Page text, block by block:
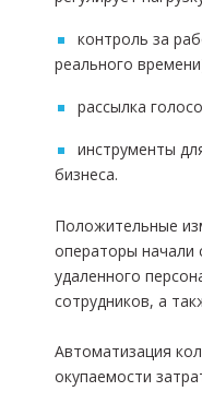
контроль за
реального
рассылка
инструменты
бизнеса.
Положительные
операторы начали
удаленного
сотрудников, а
Автоматизация
окупаемости